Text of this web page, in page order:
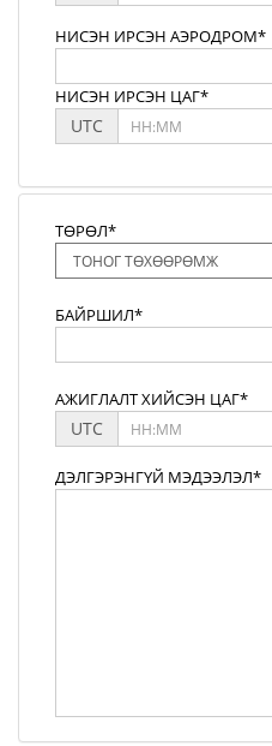
НИСЭН ИРСЭН АЭРОДРОМ*
НИСЭН ИРСЭН ЦАГ*
UTC
ТӨРӨЛ*
БАЙРШИЛ*
АЖИГЛАЛТ ХИЙСЭН ЦАГ*
UTC
ДЭЛГЭРЭНГҮЙ МЭДЭЭЛЭЛ*